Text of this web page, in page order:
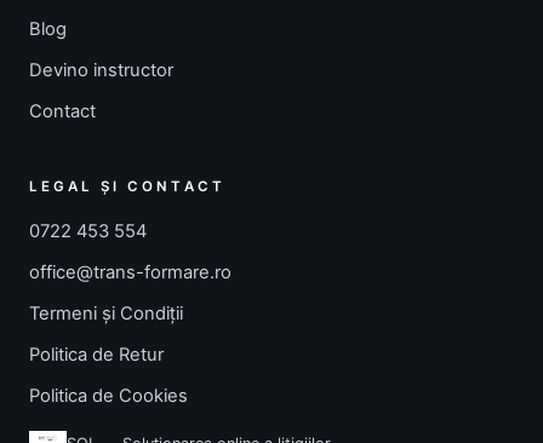
Blog
Devino instructor
Contact
LEGAL ȘI CONTACT
0722 453 554
office@trans-formare.ro
Termeni și Condiții
Politica de Retur
Politica de Cookies